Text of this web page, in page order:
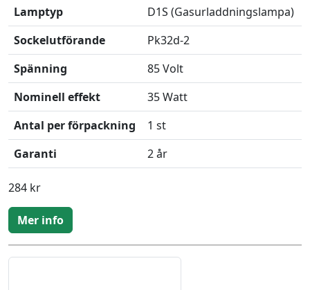
Lamptyp
D1S (Gasurladdningslampa)
Sockelutförande
Pk32d-2
Spänning
85 Volt
Nominell effekt
35 Watt
Antal per förpackning
1 st
Garanti
2 år
284 kr
Mer info